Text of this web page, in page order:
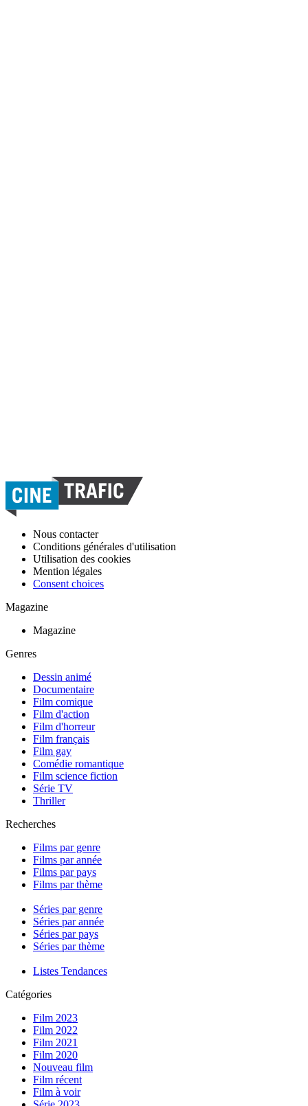
Nous contacter
Conditions générales d'utilisation
Utilisation des cookies
Mention légales
Consent choices
Magazine
Magazine
Genres
Dessin animé
Documentaire
Film comique
Film d'action
Film d'horreur
Film français
Film gay
Comédie romantique
Film science fiction
Série TV
Thriller
Recherches
Films par genre
Films par année
Films par pays
Films par thème
Séries par genre
Séries par année
Séries par pays
Séries par thème
Listes Tendances
Catégories
Film 2023
Film 2022
Film 2021
Film 2020
Nouveau film
Film récent
Film à voir